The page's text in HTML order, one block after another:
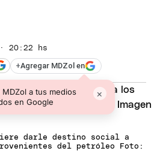
20:22 hs
+Agregar MDZol en
MDZol a tus medios
en Google
×
darle destino social a
del petróleo Foto: